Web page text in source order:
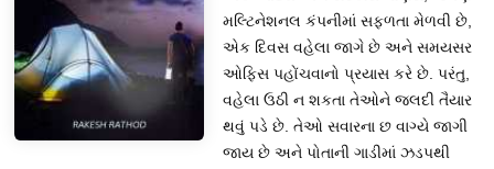
મલ્ટિનેશનલ કંપનીમાં સફળતા મેળવી છે,
એક દિવસ વહેલા જાગે છે અને સમયસર
ઓફિસ પહોંચવાનો પ્રયાસ કરે છે. પરંતુ,
વહેલા ઉઠી ન શકતા તેઓને જલદી તૈયાર
થવું પડે છે. તેઓ સવારના છ વાગ્યે જાગી
જાય છે અને પોતાની ગાડીમાં ઝડપથી